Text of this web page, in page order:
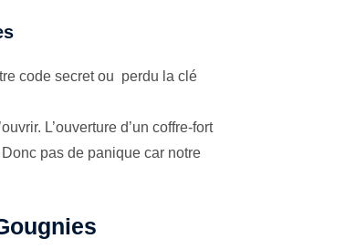
code secret ou perdu la clé
L’ouverture d’un coffre-fort
pas de panique car notre